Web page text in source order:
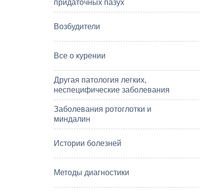
придаточных пазух
Возбудители
Все о курении
Другая патология легких,
неспецифические заболевания
Заболевания ротоглотки и
миндалин
Истории болезней
Методы диагностики